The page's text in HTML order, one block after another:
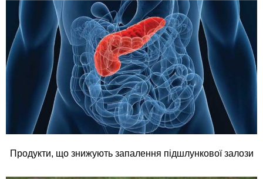
Продукти, що знижують запалення підшлункової залози